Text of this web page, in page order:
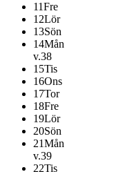
11Fre
12Lör
13Sön
14Mån
v.38
15Tis
16Ons
17Tor
18Fre
19Lör
20Sön
21Mån
v.39
22Tis